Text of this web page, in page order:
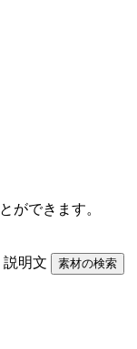
ができます。
説明文